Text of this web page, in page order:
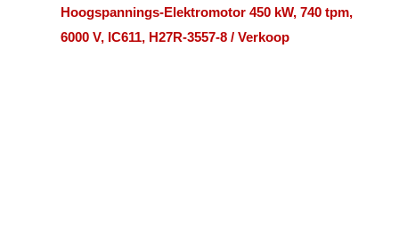
Hoogspannings-Elektromotor 450 kW, 740 tpm,
6000 V, IC611, H27R-3557-8 / Verkoop